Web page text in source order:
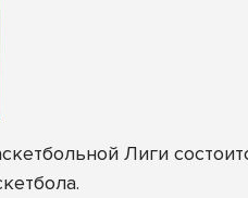
Лиги